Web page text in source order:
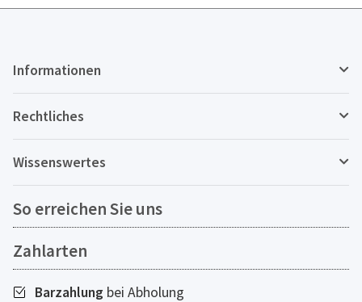
Informationen
Rechtliches
Wissenswertes
So erreichen Sie uns
Zahlarten
Barzahlung bei Abholung